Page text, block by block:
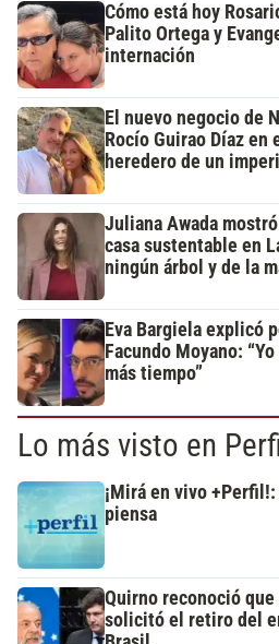
Cómo está hoy
Palito Ortega y
internación
El nuevo negocio de
Rocío Guirao Díaz
heredero de un
Juliana Awada
casa sustentable en
ningún árbol y de la
Eva Bargiela explicó
Facundo Moyano:
más tiempo”
Lo más visto en Perfil
¡Mirá en vivo
piensa
Quirno reconoció
solicitó el retiro del